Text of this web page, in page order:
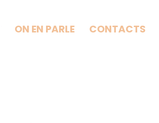
ON EN PARLE CONTACTS